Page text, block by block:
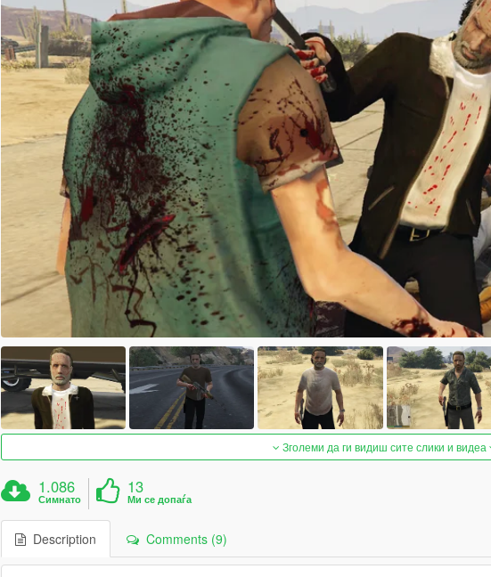
Зголеми да ги видиш сите слики и видеа
1.086
Симнато
13
Ми се допаѓа
Description Comments (9)